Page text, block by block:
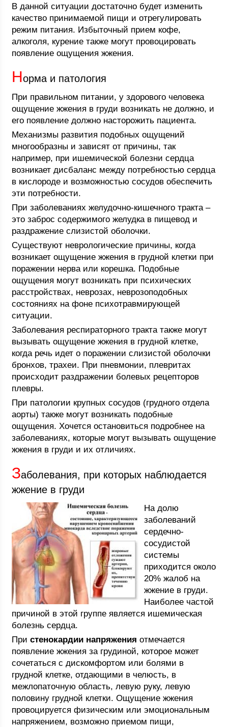
В данной ситуации достаточно будет изменить
качество принимаемой пищи и отрегулировать
режим питания. Избыточный прием кофе,
алкоголя, курение также могут провоцировать
появление ощущения жжения.
Норма и патология
При правильном питании, у здорового человека
ощущение жжения в груди возникать не должно, и
его появление должно насторожить пациента.
Механизмы развития подобных ощущений
многообразны и зависят от причины, так
например, при ишемической болезни сердца
возникает дисбаланс между потребностью сердца
в кислороде и возможностью сосудов обеспечить
эти потребности.
При заболеваниях желудочно-кишечного тракта –
это заброс содержимого желудка в пищевод и
раздражение слизистой оболочки.
Существуют неврологические причины, когда
возникает ощущение жжения в грудной клетки при
поражении нерва или корешка. Подобные
ощущения могут возникать при психических
расстройствах, неврозах, неврозоподобных
состояниях на фоне психотравмирующей
ситуации.
Заболевания респираторного тракта также могут
вызывать ощущение жжения в грудной клетке,
когда речь идет о поражении слизистой оболочки
бронхов, трахеи. При пневмонии, плевритах
происходит раздражении болевых рецепторов
плевры.
При патологии крупных сосудов (грудного отдела
аорты) также могут возникать подобные
ощущения. Хочется остановиться подробнее на
заболеваниях, которые могут вызывать ощущение
жжения в груди и их отличиях.
Заболевания, при которых наблюдается
жжение в груди
На долю
заболеваний
сердечно-
сосудистой
системы
приходится около
20% жалоб на
жжение в груди.
Наиболее частой
причиной в этой группе является ишемическая
болезнь сердца.
Пристенокардии напряженияотмечается
появление жжения за грудиной, которое может
сочетаться с дискомфортом или болями в
грудной клетке, отдающими в челюсть, в
межлопаточную область, левую руку, левую
половину грудной клетки. Ощущение жжения
провоцируется физическим или эмоциональным
напряжением, возможно приемом пищи,